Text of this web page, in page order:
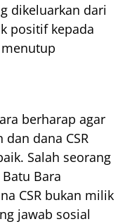
dikeluarkan dari
positif kepada
berharap agar
dana CSR
Salah seorang
Bara
CSR bukan milik
jawab sosial